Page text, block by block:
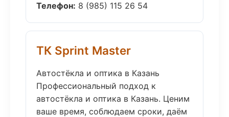
Телефон: 8 (985) 115 26 54
ТК Sprint Master
Автостёкла и оптика в Казань
Профессиональный подход к
автостёкла и оптика в Казань. Ценим
ваше время, соблюдаем сроки, даём